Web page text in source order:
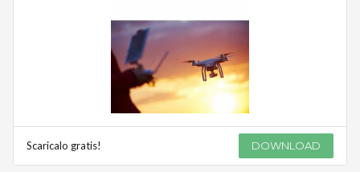
Scaricalo gratis! DOWNLOAD